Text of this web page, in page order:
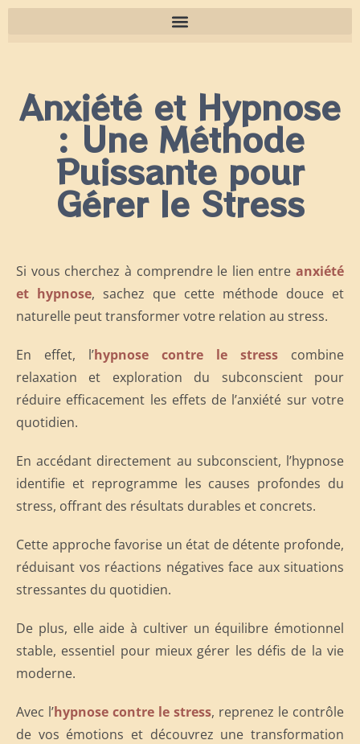
Anxiété et Hypnose
: Une Méthode
Puissante pour
Gérer le Stress
Si vous cherchez à comprendre le lien entre anxiété
et hypnose, sachez que cette méthode douce et
naturelle peut transformer votre relation au stress.
En effet, l’hypnose contre le stress combine
relaxation et exploration du subconscient pour
réduire efficacement les effets de l’anxiété sur votre
quotidien.
En accédant directement au subconscient, l’hypnose
identifie et reprogramme les causes profondes du
stress, offrant des résultats durables et concrets.
Cette approche favorise un état de détente profonde,
réduisant vos réactions négatives face aux situations
stressantes du quotidien.
De plus, elle aide à cultiver un équilibre émotionnel
stable, essentiel pour mieux gérer les défis de la vie
moderne.
Avec l’hypnose contre le stress, reprenez le contrôle
de vos émotions et découvrez une transformation